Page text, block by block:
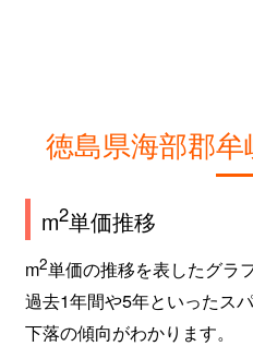
徳島県海部郡
m2単価推移
m2単価の推移を表したグラ
過去1年間や5年といったス
下落の傾向がわかります。